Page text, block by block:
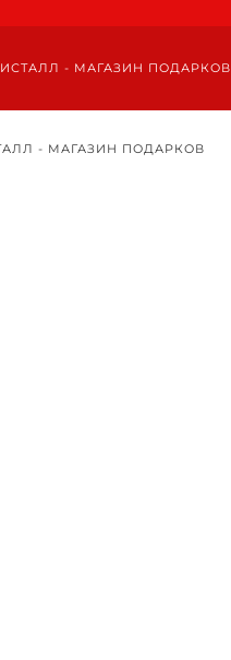
- МАГАЗИН ПОДАРКОВ
- МАГАЗИН ПОДАРКОВ